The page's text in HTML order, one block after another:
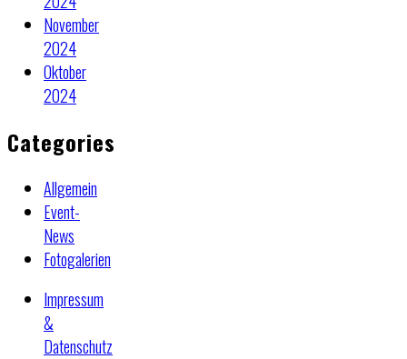
November
2024
Oktober
2024
Categories
Allgemein
Event-
News
Fotogalerien
Impressum
&
Datenschutz